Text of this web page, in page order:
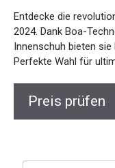
Entdecke die
2024. Dank Boa-
Innenschuh bieten
Perfekte Wahl für
Preis prüfen